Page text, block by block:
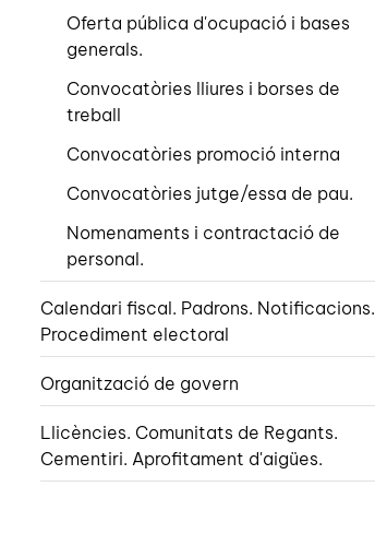
Oferta pública d'ocupació i bases
generals.
Convocatòries lliures i borses de
treball
Convocatòries promoció interna
Convocatòries jutge/essa de pau.
Nomenaments i contractació de
personal.
Calendari fiscal. Padrons. Notificacions.
Procediment electoral
Organització de govern
Llicències. Comunitats de Regants.
Cementiri. Aprofitament d'aigües.